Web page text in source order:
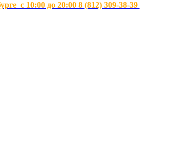
с 10:00 до 20:00 8 (812) 309-38-39